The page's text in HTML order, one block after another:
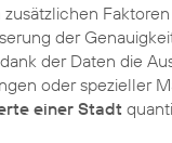
der
der Daten die
oder spezieller
einer Stadt